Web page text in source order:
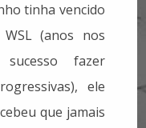
tinha vencido
(anos nos
fazer
ele
que jamais